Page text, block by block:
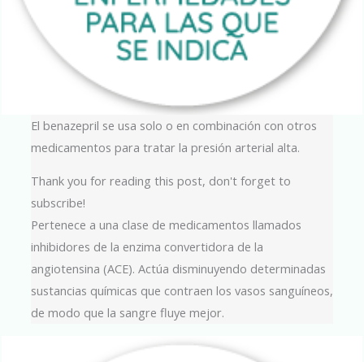
El benazepril se usa solo o en combinación con otros
medicamentos para tratar la presión arterial alta.
Thank you for reading this post, don't forget to
subscribe!
Pertenece a una clase de medicamentos llamados
inhibidores de la enzima convertidora de la
angiotensina (ACE). Actúa disminuyendo determinadas
sustancias químicas que contraen los vasos sanguíneos,
de modo que la sangre fluye mejor.